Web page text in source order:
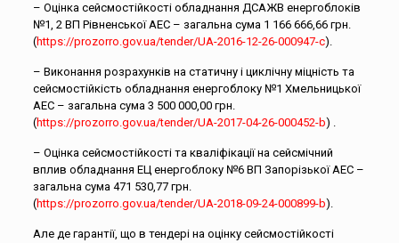
– Оцінка сейсмостійкості обладнання ДСАЖВ енергоблоків
№1, 2 ВП Рівненської АЕС – загальна сума 1 166 666,66 грн.
(https://prozorro.gov.ua/tender/UA-2016-12-26-000947-c).
– Виконання розрахунків на статичну і циклічну міцність та
сейсмостійкість обладнання енергоблоку №1 Хмельницької
АЕС – загальна сума 3 500 000,00 грн.
(https://prozorro.gov.ua/tender/UA-2017-04-26-000452-b) .
– Оцінка сейсмостійкості та кваліфікації на сейсмічний
вплив обладнання ЕЦ енергоблоку №6 ВП Запорізької АЕС –
загальна сума 471 530,77 грн.
(https://prozorro.gov.ua/tender/UA-2018-09-24-000899-b).
Але де гарантії, що в тендері на оцінку сейсмостійкості